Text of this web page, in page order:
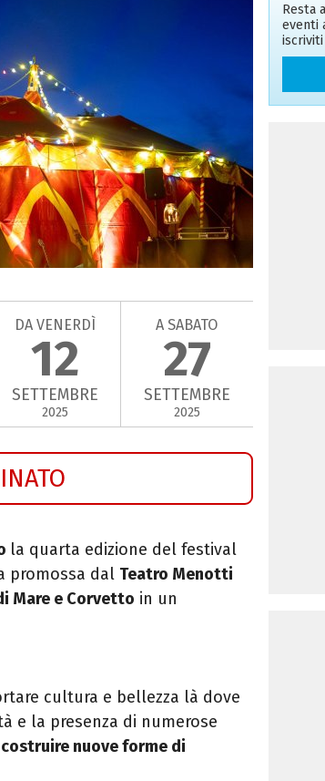
DA VENERDÌ
12
SETTEMBRE
2025
A SABATO
27
SETTEMBRE
2025
la quarta edizione del festival
promossa dal Teatro Menotti
Mare e Corvetto in un
cultura e bellezza là dove
e la presenza di numerose
nuove forme di
Resta
eventi